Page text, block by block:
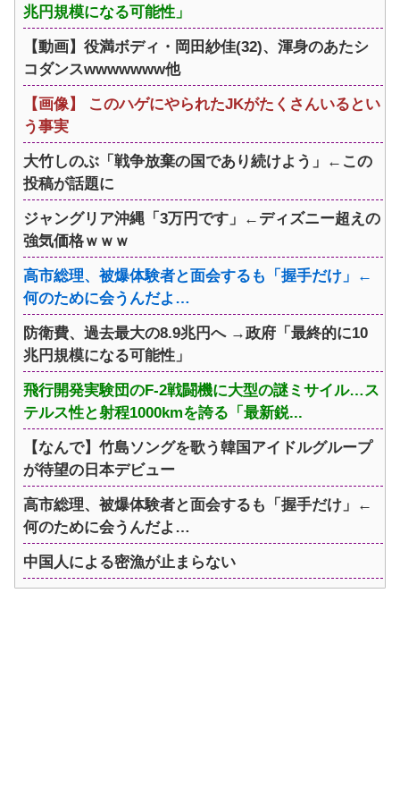
兆円規模になる可能性」
【動画】役満ボディ・岡田紗佳(32)、渾身のあたシ
コダンスwwwwwww他
【画像】 このハゲにやられたJKがたくさんいるとい
う事実
大竹しのぶ「戦争放棄の国であり続けよう」←この
投稿が話題に
ジャングリア沖縄「3万円です」←ディズニー超えの
強気価格ｗｗｗ
高市総理、被爆体験者と面会するも「握手だけ」←
何のために会うんだよ…
防衛費、過去最大の8.9兆円へ →政府「最終的に10
兆円規模になる可能性」
飛行開発実験団のF-2戦闘機に大型の謎ミサイル…ス
テルス性と射程1000kmを誇る「最新鋭...
【なんで】竹島ソングを歌う韓国アイドルグループ
が待望の日本デビュー
高市総理、被爆体験者と面会するも「握手だけ」←
何のために会うんだよ…
中国人による密漁が止まらない